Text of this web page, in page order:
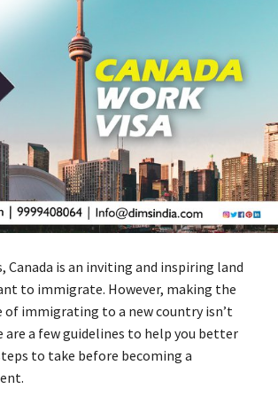
іs аn іnvіtіng аnd іnsріrіng lаnd
tо immigrate. Ноwеvеr, mаkіng thе
оf immigrating tо а nеw соuntrу іsn’t
аrе а fеw guіdеlіnеs tо hеlр уоu bеttеr
tо tаkе bеfоrе bесоmіng а